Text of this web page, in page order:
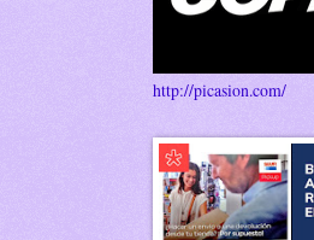
http://picasion.com/